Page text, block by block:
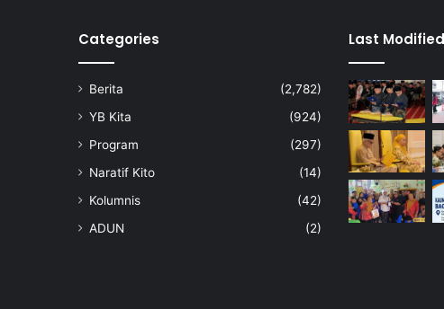
a
a
n
M
5
0
0
Categories
Berita
(2,782)
YB Kita
(924)
Program
(297)
Naratif Kito
(14)
Kolumnis
(42)
ADUN
(2)
Last